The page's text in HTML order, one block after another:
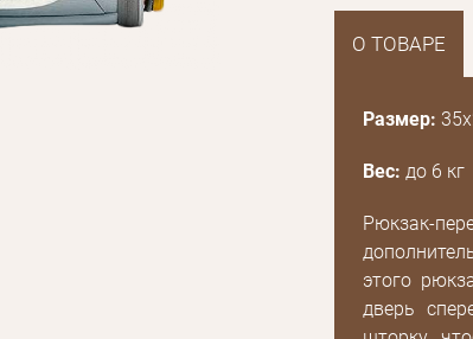
О ТОВАРЕ
Размер:
Вес: до 6 кг
Рюкзак-
этого
дверь